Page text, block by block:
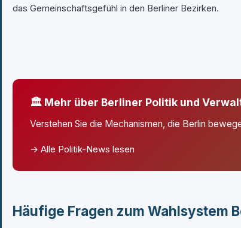
das Gemeinschaftsgefühl in den Berliner Bezirken.
🏛️ Mehr über Berliner Politik und
Verstehen Sie die Mechanismen, die Berlin
→ Alle Politik-News lesen
Häufige Fragen zum Wahlsystem